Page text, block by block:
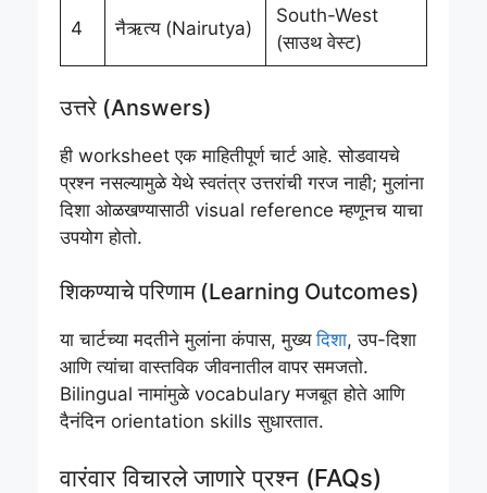
4 नैऋत्य (Nairutya)
South-West
(साउथ वेस्ट)
उत्तरे (Answers)
ही worksheet एक माहितीपूर्ण चार्ट आहे. सोडवायचे
प्रश्न नसल्यामुळे येथे स्वतंत्र उत्तरांची गरज नाही; मुलांना
दिशा ओळखण्यासाठी visual reference म्हणूनच याचा
उपयोग होतो.
शिकण्याचे परिणाम (Learning Outcomes)
या चार्टच्या मदतीने मुलांना कंपास, मुख्यदिशा, उप-दिशा
आणि त्यांचा वास्तविक जीवनातील वापर समजतो.
Bilingual नामांमुळे vocabulary मजबूत होते आणि
दैनंदिन orientation skills सुधारतात.
वारंवार विचारले जाणारे प्रश्न (FAQs)